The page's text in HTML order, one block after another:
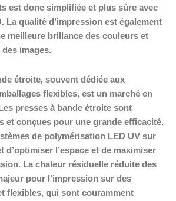
est donc simplifiée et plus sûre avec
La qualité d’impression est également
meilleure brillance des couleurs et
images.
étroite, souvent dédiée aux
flexibles, est un marché en
presses à bande étroite sont
et conçues pour une grande efficacité.
de polymérisation LED UV sur
d’optimiser l’espace et de maximiser
La chaleur résiduelle réduite des
pour l’impression sur des
flexibles, qui sont couramment